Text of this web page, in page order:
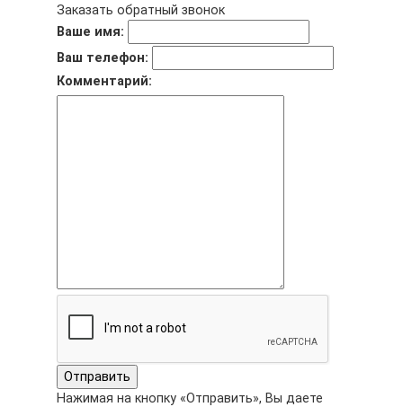
Заказать обратный звонок
Ваше имя:
Ваш телефон:
Комментарий:
Отправить
Нажимая на кнопку «Отправить», Вы даете